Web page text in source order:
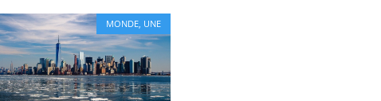
MONDE, UNE